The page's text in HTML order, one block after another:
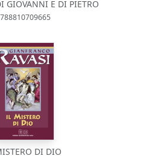
GIOVANNI E DI PIETRO
DI DIO